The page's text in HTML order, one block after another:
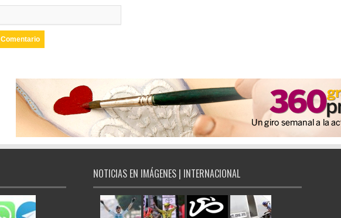
NOTICIAS EN IMÁGENES | INTERNACIONAL